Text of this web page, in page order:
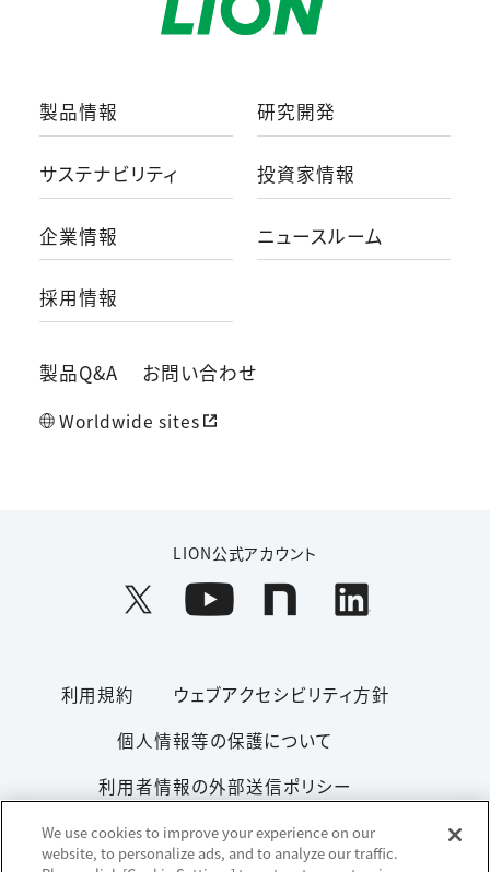
製品情報 研究開発
サステナビリティ 投資家情報
企業情報 ニュースルーム
採用情報
製品Q&A お問い合わせ
Worldwide sites
LION公式アカウント
利用規約
ウェブアクセシビリティ方針
個人情報等の保護について
利用者情報の外部送信ポリシー
ソーシャルメディアポリシー
サイトマップ
We use cookies to improve your experience on our
website, to personalize ads, and to analyze our traffic.